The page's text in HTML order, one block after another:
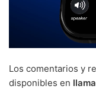
Los comentarios y
disponibles en